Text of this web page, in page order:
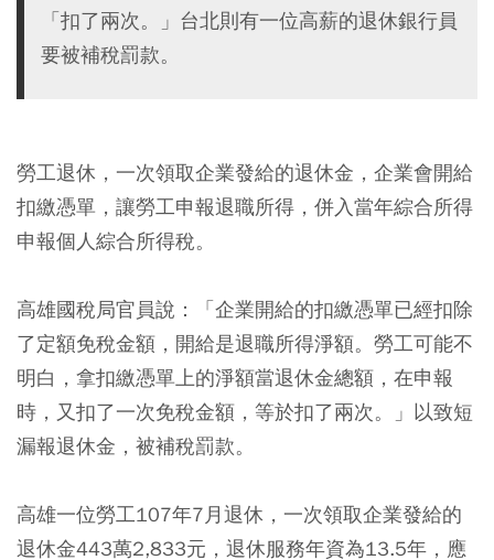
「扣了兩次。」台北則有一位高薪的退休銀行員
要被補稅罰款。
勞工退休，一次領取企業發給的退休金，企業會開給
扣繳憑單，讓勞工申報退職所得，併入當年綜合所得
申報個人綜合所得稅。
高雄國稅局官員說：「企業開給的扣繳憑單已經扣除
了定額免稅金額，開給是退職所得淨額。勞工可能不
明白，拿扣繳憑單上的淨額當退休金總額，在申報
時，又扣了一次免稅金額，等於扣了兩次。」以致短
漏報退休金，被補稅罰款。
高雄一位勞工107年7月退休，一次領取企業發給的
退休金443萬2,833元，退休服務年資為13.5年，應